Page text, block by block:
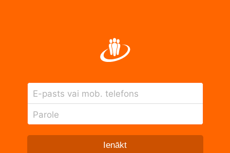
E-pasts vai mob. telefons
Parole
Ienākt